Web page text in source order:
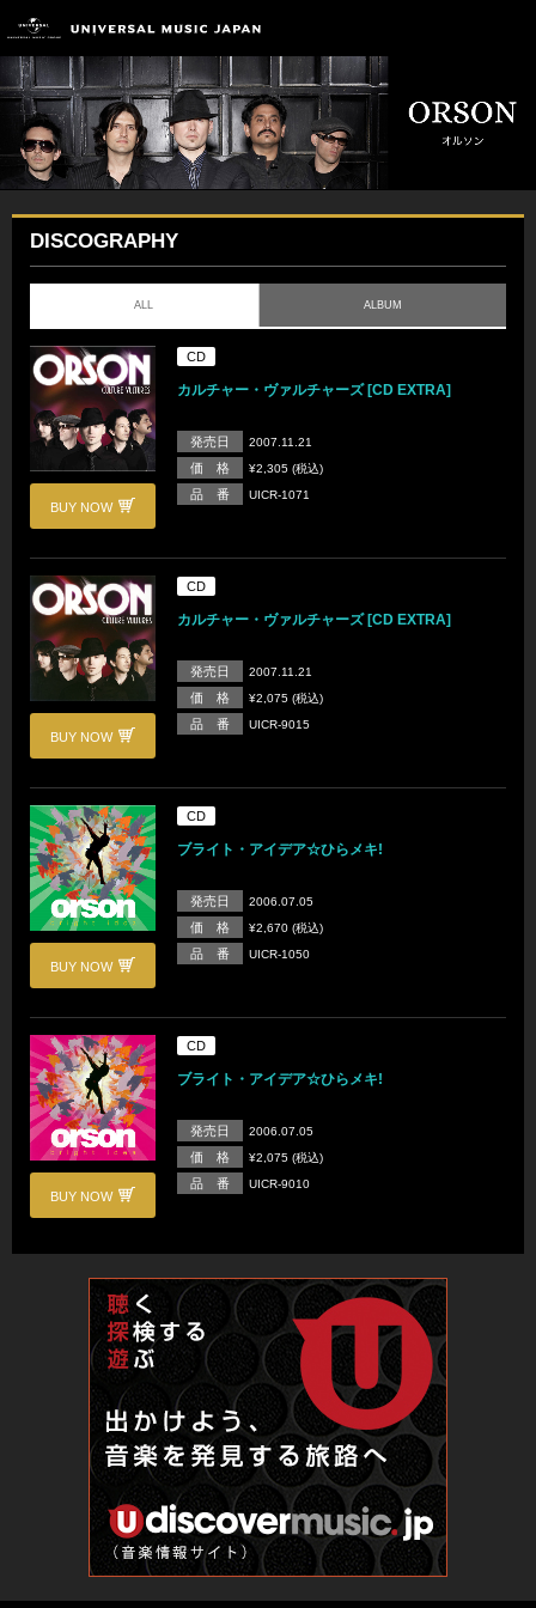
DISCOGRAPHY
ALL ALBUM
BUY NOW
CD
カルチャー・ヴァルチャーズ [CD EXTRA]
発売日 2007.11.21
価 格 ¥2,305 (税込)
品 番 UICR-1071
BUY NOW
CD
カルチャー・ヴァルチャーズ [CD EXTRA]
発売日 2007.11.21
価 格 ¥2,075 (税込)
品 番 UICR-9015
BUY NOW
CD
ブライト・アイデア☆ひらメキ!
発売日 2006.07.05
価 格 ¥2,670 (税込)
品 番 UICR-1050
BUY NOW
CD
ブライト・アイデア☆ひらメキ!
発売日 2006.07.05
価 格 ¥2,075 (税込)
品 番 UICR-9010